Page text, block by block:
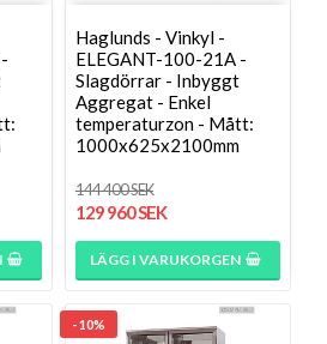
Haglunds - Vinkyl -
ELEGANT-100-21A -
Slagdörrar - Inbyggt
Aggregat - Enkel
temperaturzon - Mått:
1000x625x2100mm
144 400 SEK
129 960 SEK
LÄGG I VARUKORGEN
- 10%